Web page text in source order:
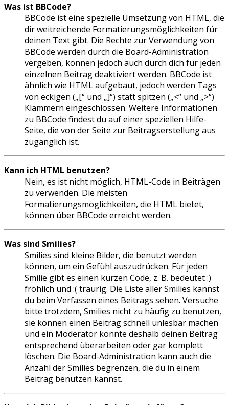
Was ist BBCode?
BBCode ist eine spezielle Umsetzung von HTML, die
dir weitreichende Formatierungsmöglichkeiten für
deinen Text gibt. Die Rechte zur Verwendung von
BBCode werden durch die Board-Administration
vergeben, können jedoch auch durch dich für jeden
einzelnen Beitrag deaktiviert werden. BBCode ist
ähnlich wie HTML aufgebaut, jedoch werden Tags
von eckigen („[“ und „]“) statt spitzen („<“ und „>“)
Klammern eingeschlossen. Weitere Informationen
zu BBCode findest du auf einer speziellen Hilfe-
Seite, die von der Seite zur Beitragserstellung aus
zugänglich ist.
Kann ich HTML benutzen?
Nein, es ist nicht möglich, HTML-Code in Beiträgen
zu verwenden. Die meisten
Formatierungsmöglichkeiten, die HTML bietet,
können über BBCode erreicht werden.
Was sind Smilies?
Smilies sind kleine Bilder, die benutzt werden
können, um ein Gefühl auszudrücken. Für jeden
Smilie gibt es einen kurzen Code, z. B. bedeutet :)
fröhlich und :( traurig. Die Liste aller Smilies kannst
du beim Verfassen eines Beitrags sehen. Versuche
bitte trotzdem, Smilies nicht zu häufig zu benutzen,
sie können einen Beitrag schnell unlesbar machen
und ein Moderator könnte deshalb deinen Beitrag
entsprechend überarbeiten oder gar komplett
löschen. Die Board-Administration kann auch die
Anzahl der Smilies begrenzen, die du in einem
Beitrag benutzen kannst.